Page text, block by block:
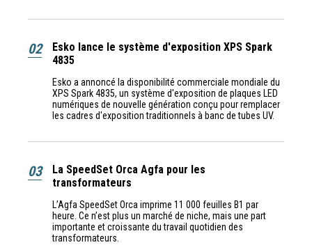
02
Esko lance le système d'exposition XPS Spark
4835
Esko a annoncé la disponibilité commerciale mondiale du
XPS Spark 4835, un système d'exposition de plaques LED
numériques de nouvelle génération conçu pour remplacer
les cadres d'exposition traditionnels à banc de tubes UV.
03
La SpeedSet Orca Agfa pour les
transformateurs
L’Agfa SpeedSet Orca imprime 11 000 feuilles B1 par
heure. Ce n’est plus un marché de niche, mais une part
importante et croissante du travail quotidien des
transformateurs.